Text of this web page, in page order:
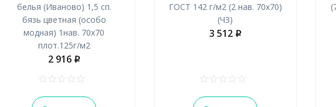
белья (Иваново) 1,5 сп.
бязь цветная (особо
модная) 1нав. 70х70
плот.125г/м2
2 916 p
ГОСТ 142 г/м2 (2 нав. 70х70)
(ЧЗ)
3 512 p